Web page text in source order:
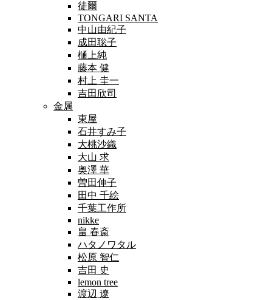
徒爾
TONGARI SANTA
中山由紀子
成田聡子
樋上純
藤本 健
村上 圭一
吉田欣司
金属
東屋
石井すみ子
大桃沙織
大山 求
奥澤 華
曽田伸子
田中 千絵
千葉工作所
nikke
畠 春斎
ハタノワタル
松原 智仁
吉田 史
lemon tree
渡辺 遼